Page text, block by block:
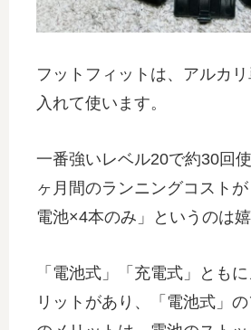
フットフィットは、アルカ
入れて使います。
一番強いレベル20で約30回
ヶ月間のランニングコスト
電池×4本のみ」というのは嬉
「電池式」「充電式」とも
リットがあり、「電池式」